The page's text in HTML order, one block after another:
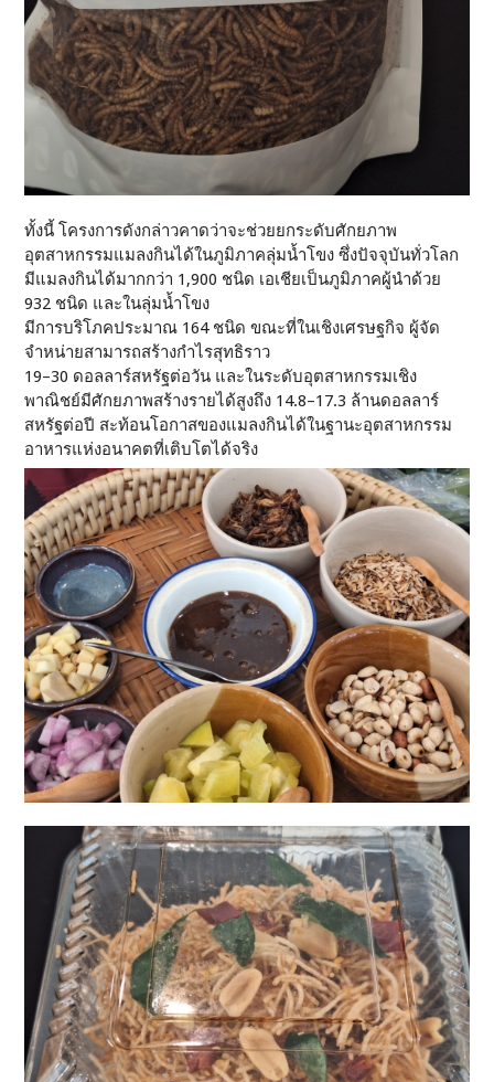
ทั้งนี้ โครงการดังกล่าวคาดว่าจะช่วยยกระดับศักยภาพ
อุตสาหกรรมแมลงกินได้ในภูมิภาคลุ่มน้ำโขง ซึ่งปัจจุบันทั่วโลก
มีแมลงกินได้มากกว่า 1,900 ชนิด เอเชียเป็นภูมิภาคผู้นำด้วย
932 ชนิด และในลุ่มน้ำโขง
มีการบริโภคประมาณ 164 ชนิด ขณะที่ในเชิงเศรษฐกิจ ผู้จัด
จำหน่ายสามารถสร้างกำไรสุทธิราว
19–30 ดอลลาร์สหรัฐต่อวัน และในระดับอุตสาหกรรมเชิง
พาณิชย์มีศักยภาพสร้างรายได้สูงถึง 14.8–17.3 ล้านดอลลาร์
สหรัฐต่อปี สะท้อนโอกาสของแมลงกินได้ในฐานะอุตสาหกรรม
อาหารแห่งอนาคตที่เติบโตได้จริง